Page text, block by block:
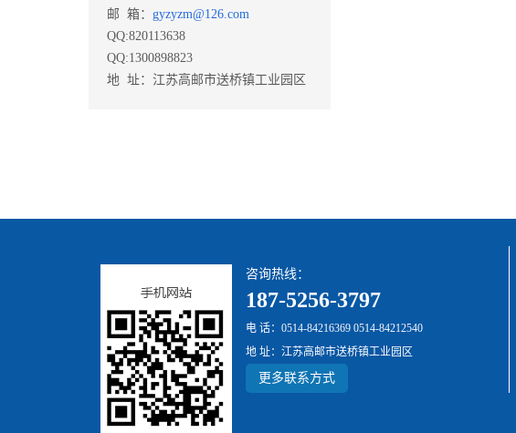
邮 箱： gyzyzm@126.com
QQ:820113638
QQ:1300898823
地 址：江苏高邮市送桥镇工业园区
咨询热线：
187-5256-3797
电 话：0514-84216369 0514-84212540
地 址：江苏高邮市送桥镇工业园区
更多联系方式